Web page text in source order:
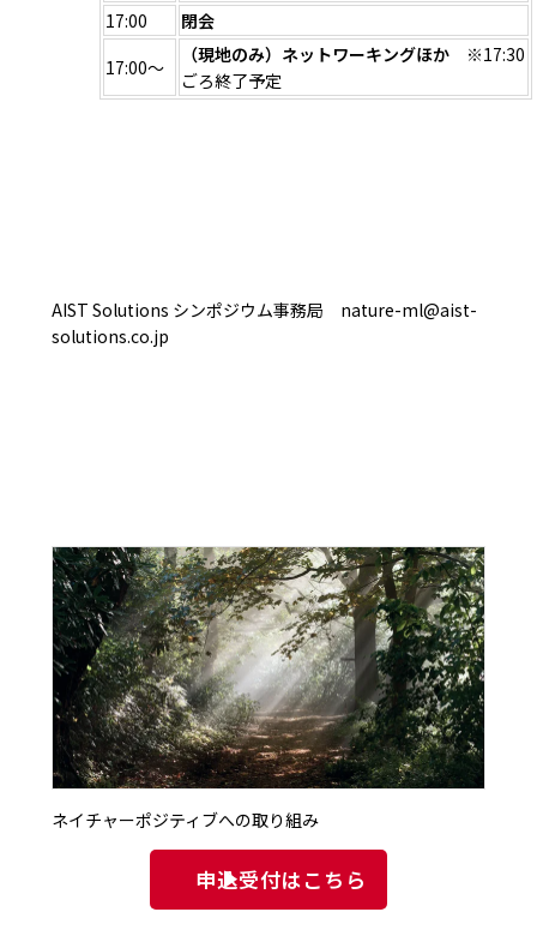
17:00
閉会
17:00～
（現地のみ）ネットワーキングほか ※17:30
ごろ終了予定
AIST Solutions シンポジウム事務局 nature-ml@aist-
solutions.co.jp
ネイチャーポジティブへの取り組み
申込受付はこちら